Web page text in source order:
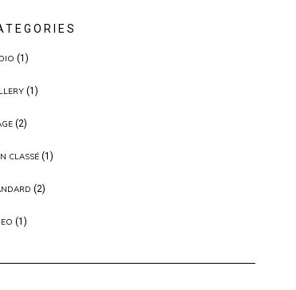
(1)
(1)
(2)
CLASSÉ(1)
(2)
(1)